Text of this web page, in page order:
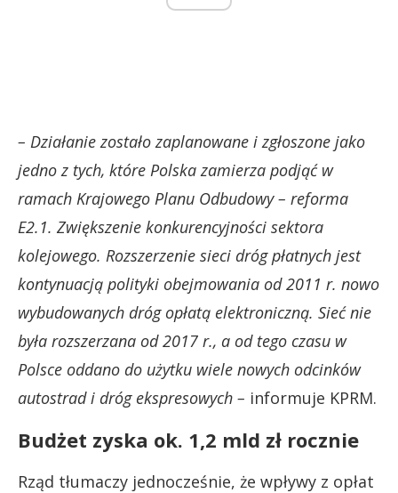
– Działanie zostało zaplanowane i zgłoszone jako
jedno z tych, które Polska zamierza podjąć w
ramach Krajowego Planu Odbudowy – reforma
E2.1. Zwiększenie konkurencyjności sektora
kolejowego. Rozszerzenie sieci dróg płatnych jest
kontynuacją polityki obejmowania od 2011 r. nowo
wybudowanych dróg opłatą elektroniczną. Sieć nie
była rozszerzana od 2017 r., a od tego czasu w
Polsce oddano do użytku wiele nowych odcinków
autostrad i dróg ekspresowych – informuje KPRM.
Budżet zyska ok. 1,2 mld zł rocznie
Rząd tłumaczy jednocześnie, że wpływy z opłat